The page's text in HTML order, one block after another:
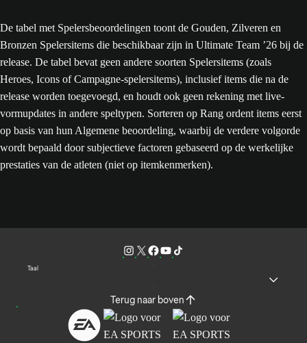
De tabel met Spelersbeoordelingen toont de Gouden, Zilveren en
Bronzen Spelersitems die beschikbaar zijn in Ultimate Team ’26 bij de
release. De tabel bevat geen andere soorten Spelersitems (zoals
Heroes, Icons of Campagne-spelersitems), inclusief items die na de
release worden toegevoegd, en houdt ook geen rekening met live-
vormupdates in andere speltypen. Sorteren op Rang ordent items eerst
op basis van hun Algemene beoordeling, waarbij de verdere volgorde
wordt bepaald door subjectieve factoren gebaseerd op de werkelijke
prestaties van de atleten (niet op itemkenmerken).
Taal
Terug naar boven